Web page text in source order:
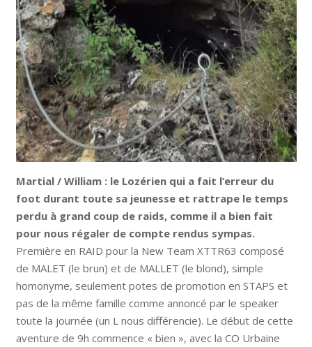
Martial / William : le Lozérien qui a fait l’erreur du
foot durant toute sa jeunesse et rattrape le temps
perdu à grand coup de raids, comme il a bien fait
pour nous régaler de compte rendus sympas.
Première en RAID pour la New Team XTTR63 composé
de MALET (le brun) et de MALLET (le blond), simple
homonyme, seulement potes de promotion en STAPS et
pas de la même famille comme annoncé par le speaker
toute la journée (un L nous différencie). Le début de cette
aventure de 9h commence « bien », avec la CO Urbaine